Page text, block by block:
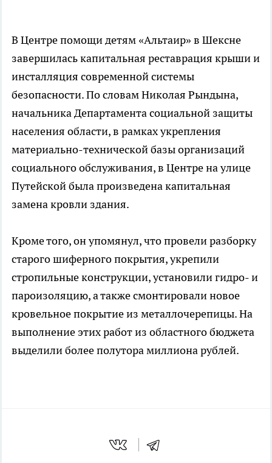
В Центре помощи детям «Альтаир» в Шексне
завершилась капитальная реставрация крыши и
инсталляция современной системы
безопасности. По словам Николая Рындына,
начальника Департамента социальной защиты
населения области, в рамках укрепления
материально-технической базы организаций
социального обслуживания, в Центре на улице
Путейской была произведена капитальная
замена кровли здания.
Кроме того, он упомянул, что провели разборку
старого шиферного покрытия, укрепили
стропильные конструкции, установили гидро- и
пароизоляцию, а также смонтировали новое
кровельное покрытие из металлочерепицы. На
выполнение этих работ из областного бюджета
выделили более полутора миллиона рублей.